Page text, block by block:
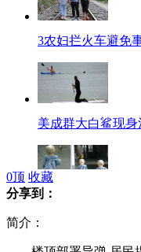
3农妇拦火车避免
美成群大白鲨现
0顶 收藏
分享到：
简介：